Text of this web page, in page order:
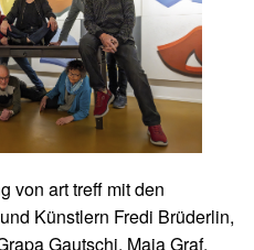
von art treff mit den
Künstlern Fredi Brüderlin,
Gautschi, Maja Graf,